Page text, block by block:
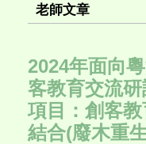
老師文章
2024年面向
客教育交流
項目：創客
結合(廢木重